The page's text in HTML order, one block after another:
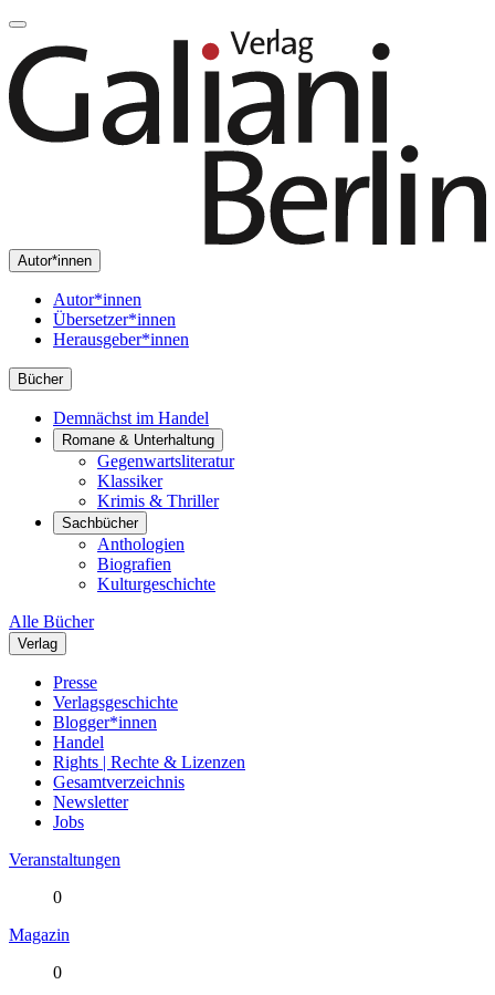
Autor*innen
Autor*innen
Übersetzer*innen
Herausgeber*innen
Bücher
Demnächst im Handel
Romane & Unterhaltung
Gegenwartsliteratur
Klassiker
Krimis & Thriller
Sachbücher
Anthologien
Biografien
Kulturgeschichte
Alle Bücher
Verlag
Presse
Verlagsgeschichte
Blogger*innen
Handel
Rights | Rechte & Lizenzen
Gesamtverzeichnis
Newsletter
Jobs
Veranstaltungen
0
Magazin
0